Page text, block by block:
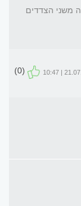
משני הצדדים
21.07.10 |
(0)